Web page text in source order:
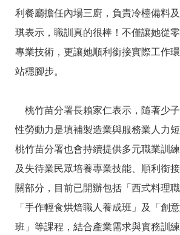
利餐廳擔任內場三廚，負責冷檯備料
琪表示，職訓真的很棒！不僅讓她從
專業技術，更讓她順利銜接實際工作
站穩腳步。
桃竹苗分署長賴家仁表示，隨著少
性勞動力是填補製造業與服務業人力
桃竹苗分署也會持續提供多元職業訓
及失待業民眾培養專業技能、順利銜
關部分，目前已開辦包括「西式料理職
「手作輕食烘焙職人養成班」及「創
班」等課程，結合產業需求與實務訓